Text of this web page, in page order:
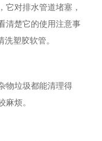
它对排水管道堵塞，
清楚它的使用注意事
塑胶软管。
物垃圾都能清理得
麻烦。